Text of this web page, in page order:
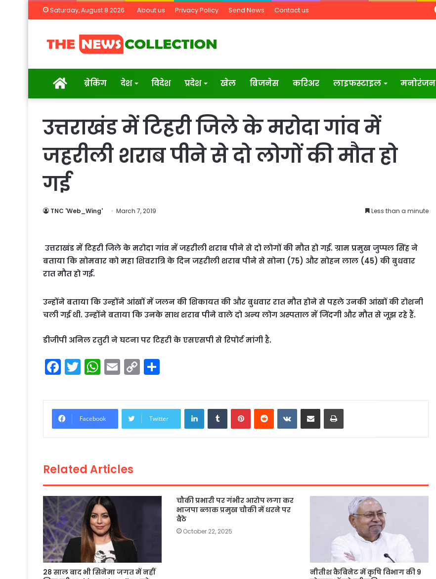
Saturday, August 8 2026 About us Privacy Policy Send News Contact us
Homeब्रेकिंग देश विदेश प्रदेश खेल बिजनेस करिअर लाइफस्टाइल मनोरंजन
उत्तराखंड में टिहरी जिले के मरोदा गांव में
जहरीली शराब पीने से दो लोगों की मौत हो
गई
TNC 'Web_Wing' March 7, 2019 Less than a minute
उत्तराखंड में टिहरी जिले के मरोदा गांव में जहरीली शराब पीने से दो लोगों की मौत हो गई. ग्राम प्रमुख जुप्पल सिंह ने
बताया कि सोमवार को महा शिवरात्रि के दिन जहरीली शराब पीने से सोना (75) और सोहन लाल (45) की बुधवार
रात मौत हो गई.
उन्होंने बताया कि उन्होंने आंखों में जलन की शिकायत की और बुधवार रात मौत होने से पहले उनकी आंखों की रोशनी
चली गई थी. उन्होंने बताया कि उनके साथ शराब पीने वाले दो अन्य लोग अस्पताल में जिंदगी और मौत से जूझ रहे हैं.
डीजीपी अनिल रतुरी ने घटना पर टिहरी के एसएसपी से रिपोर्ट मांगी है.
F
a
c
e
b
o
k
T
w
itt
er
W
h
a
ts
A
p
E
m
ai
l
C
o
p
y
Li
ar
e
Facebook Twitter
LinkedInTumblrPinterestReddit VKontakte
Share via Email Print
Related Articles
28 साल बाद भी सिनेमा जगत में नहीं
चौकी प्रभारी पर गंभीर आरोप लगा कर
भाजपा ब्लाक प्रमुख चौकी में धरने पर
बैठे
October 22, 2025
नीतीश कैबिनेट में कृषि विभाग की 9